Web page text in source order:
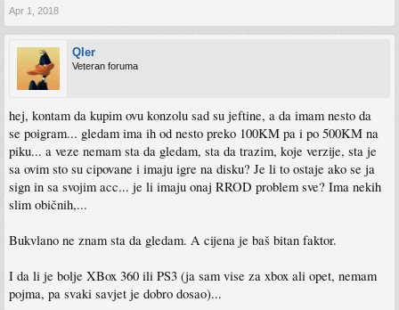
Apr 1, 2018
Qler
Veteran foruma
hej, kontam da kupim ovu konzolu sad su jeftine, a da imam nesto da
se poigram... gledam ima ih od nesto preko 100KM pa i po 500KM na
piku... a veze nemam sta da gledam, sta da trazim, koje verzije, sta je
sa ovim sto su cipovane i imaju igre na disku? Je li to ostaje ako se ja
sign in sa svojim acc... je li imaju onaj RROD problem sve? Ima nekih
slim običnih,...
Bukvlano ne znam sta da gledam. A cijena je baš bitan faktor.
I da li je bolje XBox 360 ili PS3 (ja sam vise za xbox ali opet, nemam
pojma, pa svaki savjet je dobro dosao)...